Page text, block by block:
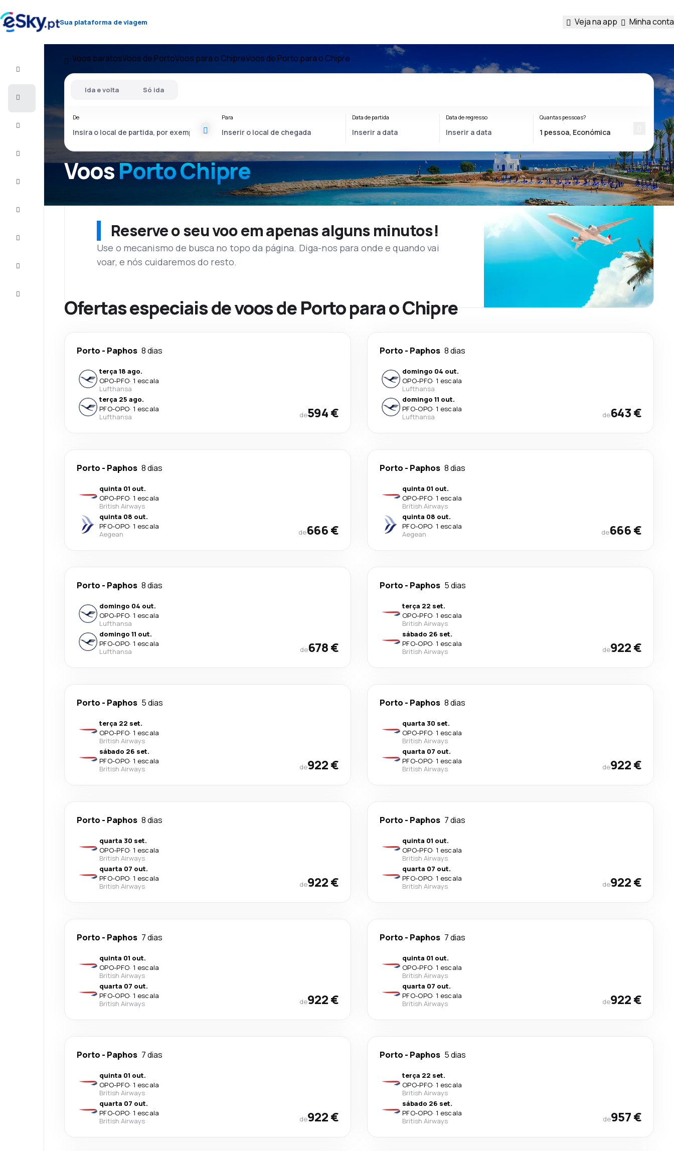
Sua plataforma de viagem Veja na app Minha conta
Voos baratosVoos de PortoVoos para o ChipreVoos de Porto para o Chipre
VoosPorto Chipre
Ida e volta Só ida
De Para Data de partida Data de regresso Quantas pessoas?
Reserve o seu voo em apenas alguns minutos!
Use o mecanismo de busca no topo da página. Diga-nos para onde e quando vai
voar, e nós cuidaremos do resto.
Ofertas especiais de voos de Porto para o Chipre
Porto - Paphos 8 dias
terça 18 ago.
OPO-PFO· 1 escala
Lufthansa
terça 25 ago.
PFO-OPO· 1 escala
Lufthansa
de594 €
Porto - Paphos 8 dias
domingo 04 out.
OPO-PFO· 1 escala
Lufthansa
domingo 11 out.
PFO-OPO· 1 escala
Lufthansa
de643 €
Porto - Paphos 8 dias
quinta 01 out.
OPO-PFO· 1 escala
British Airways
quinta 08 out.
PFO-OPO· 1 escala
Aegean
de666 €
Porto - Paphos 8 dias
quinta 01 out.
OPO-PFO· 1 escala
British Airways
quinta 08 out.
PFO-OPO· 1 escala
Aegean
de666 €
Porto - Paphos 8 dias
domingo 04 out.
OPO-PFO· 1 escala
Lufthansa
domingo 11 out.
PFO-OPO· 1 escala
Lufthansa
de678 €
Porto - Paphos 5 dias
terça 22 set.
OPO-PFO· 1 escala
British Airways
sábado 26 set.
PFO-OPO· 1 escala
British Airways
de922 €
Porto - Paphos 5 dias
terça 22 set.
OPO-PFO· 1 escala
British Airways
sábado 26 set.
PFO-OPO· 1 escala
British Airways
de922 €
Porto - Paphos 8 dias
quarta 30 set.
OPO-PFO· 1 escala
British Airways
quarta 07 out.
PFO-OPO· 1 escala
British Airways
de922 €
Porto - Paphos 8 dias
quarta 30 set.
OPO-PFO· 1 escala
British Airways
quarta 07 out.
PFO-OPO· 1 escala
British Airways
de922 €
Porto - Paphos 7 dias
quinta 01 out.
OPO-PFO· 1 escala
British Airways
quarta 07 out.
PFO-OPO· 1 escala
British Airways
de922 €
Porto - Paphos 7 dias
quinta 01 out.
OPO-PFO· 1 escala
British Airways
quarta 07 out.
PFO-OPO· 1 escala
British Airways
de922 €
Porto - Paphos 7 dias
quinta 01 out.
OPO-PFO· 1 escala
British Airways
quarta 07 out.
PFO-OPO· 1 escala
British Airways
de922 €
Porto - Paphos 7 dias
quinta 01 out.
OPO-PFO· 1 escala
British Airways
quarta 07 out.
PFO-OPO· 1 escala
British Airways
de922 €
Porto - Paphos 5 dias
terça 22 set.
OPO-PFO· 1 escala
British Airways
sábado 26 set.
PFO-OPO· 1 escala
British Airways
de957 €